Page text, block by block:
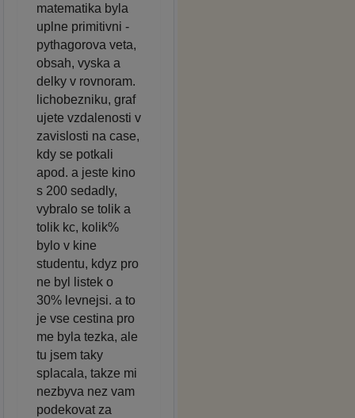
matematika byla
uplne primitivni -
pythagorova veta,
obsah, vyska a
delky v rovnoram.
lichobezniku, graf
ujete vzdalenosti v
zavislosti na case,
kdy se potkali
apod. a jeste kino
s 200 sedadly,
vybralo se tolik a
tolik kc, kolik%
bylo v kine
studentu, kdyz pro
ne byl listek o
30% levnejsi. a to
je vse cestina pro
me byla tezka, ale
tu jsem taky
splacala, takze mi
nezbyva nez vam
podekovat za